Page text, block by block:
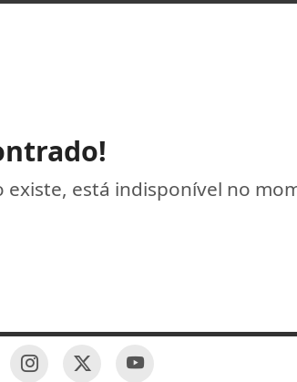
está indisponível no